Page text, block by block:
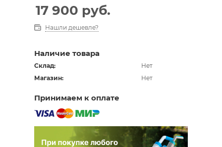
17 900 руб.
Нашли дешевле?
Наличие товара
Склад:
Нет
Магазин:
Нет
Принимаем к оплате